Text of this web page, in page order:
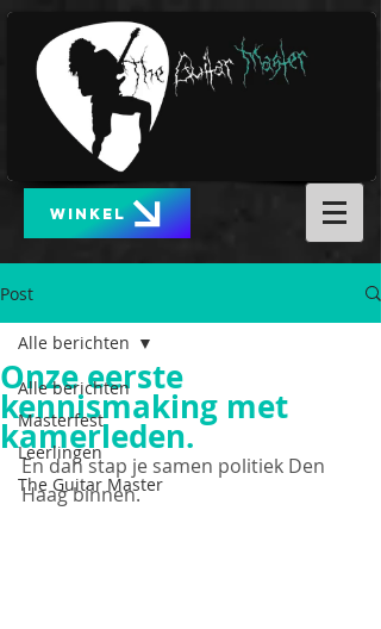
WINKEL
Post
Alle berichten
Masterfest
Leerlingen
The Guitar Master
Alle berichten
Onze eerste
kennismaking met
kamerleden.
En dan stap je samen politiek Den
Haag binnen.